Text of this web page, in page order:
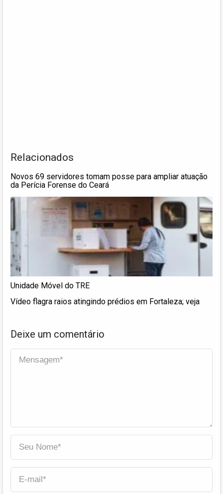
Relacionados
Novos 69 servidores tomam posse para ampliar atuação
da Perícia Forense do Ceará
Unidade Móvel do TRE
Vídeo flagra raios atingindo prédios em Fortaleza; veja
Deixe um comentário